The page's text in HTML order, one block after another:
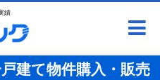
績
建て物件購入・販売